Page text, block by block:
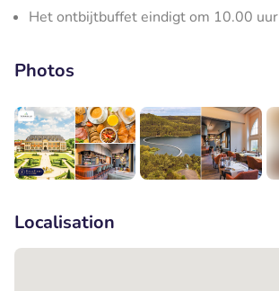
Het ontbijtbuffet eindigt om 10.00 uur
Photos
Localisation